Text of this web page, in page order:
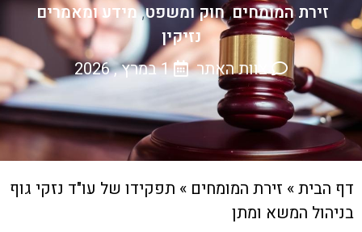
זירת המומחים, חוק ומשפט, מידע ומאמרים,
נזיקין
צוות האתר
1 במרץ , 2026
דף הבית» זירת המומחים » תפקידו של עו"ד נזקי גוף
בניהול המשא ומתן